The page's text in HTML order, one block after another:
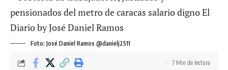
Foto: José Daniel Ramos @danielj2511
7 Min de lectura